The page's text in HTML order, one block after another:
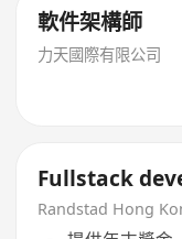
軟件架構師
力天國際有限公司
Fullstack
Randstad Hong